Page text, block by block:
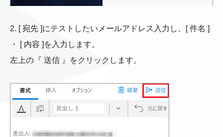
2. [ 宛先 ]にテストしたいメールアドレス入力し、[ 件名 ]
・ [ 内容 ]を入力します。
左上の『 送信 』をクリックします。